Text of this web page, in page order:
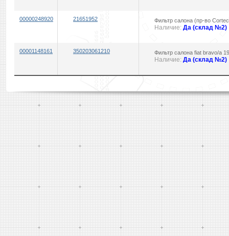
00000248920 21651952 Фильтр салона (пр-во
Наличие: Да (склад №2)
00001148161 350203061210 Фильтр салона fiat bravo/a
Наличие: Да (склад №2)